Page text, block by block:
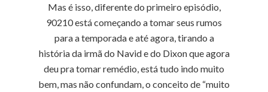
Mas é isso, diferente do primeiro episódio,
90210 está começando a tomar seus rumos
para a temporada e até agora, tirando a
história da irmã do Navid e do Dixon que agora
deu pra tomar remédio, está tudo indo muito
bem, mas não confundam, o conceito de “muito